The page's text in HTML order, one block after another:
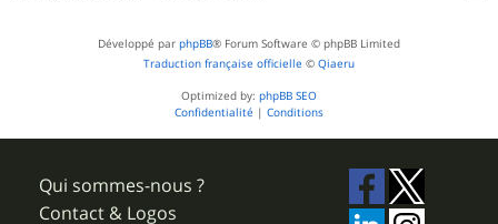
Développé par phpBB® Forum Software © phpBB Limited
Traduction française officielle © Qiaeru
Optimized by: phpBB SEO
Confidentialité | Conditions
Qui sommes-nous ?
Contact & Logos